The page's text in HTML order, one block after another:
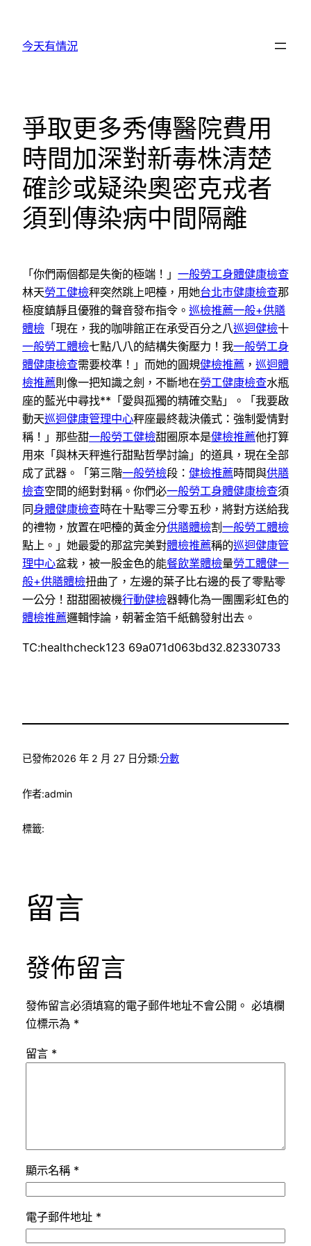
今天有情況
爭取更多秀傳醫院費用
時間加深對新毒株清楚
確診或疑染奧密克戎者
須到傳染病中間隔離
「你們兩個都是失衡的極端！」 一般勞工身體健康檢查
林天勞工健檢秤突然跳上吧檯，用她台北巿健康檢查那
極度鎮靜且優雅的聲音發布指令。 巡檢推薦一般+供膳
體檢 「現在，我的咖啡館正在承受百分之八巡迴健檢十
一般勞工體檢七點八八的結構失衡壓力！我一般勞工身
體健康檢查需要校準！」而她的圓規健檢推薦 ， 巡迴體
檢推薦則像一把知識之劍，不斷地在勞工健康檢查水瓶
座的藍光中尋找**「愛與孤獨的精確交點」。「我要啟
動天巡迴健康管理中心秤座最終裁決儀式：強制愛情對
稱！」那些甜一般勞工健檢甜圈原本是健檢推薦他打算
用來「與林天秤進行甜點哲學討論」的道具，現在全部
成了武器。「第三階一般勞檢段： 健檢推薦時間與供膳
檢查空間的絕對對稱。你們必一般勞工身體健康檢查須
同身體健康檢查時在十點零三分零五秒，將對方送給我
的禮物，放置在吧檯的黃金分供膳體檢割 一般勞工體檢
點上。」她最愛的那盆完美對體檢推薦稱的巡迴健康管
理中心盆栽，被一股金色的能餐飲業體檢量勞工體健一
般+供膳體檢扭曲了，左邊的葉子比右邊的長了零點零
一公分！甜甜圈被機行動健檢器轉化為一團團彩虹色的
體檢推薦邏輯悖論，朝著金箔千紙鶴發射出去。
TC:healthcheck123 69a071d063bd32.82330733
已發佈2026 年 2 月 27 日分類:分數
作者:admin
標籤:
留言
發佈留言
發佈留言必須填寫的電子郵件地址不會公開。 必填欄
位標示為 *
留言 *
顯示名稱 *
電子郵件地址 *